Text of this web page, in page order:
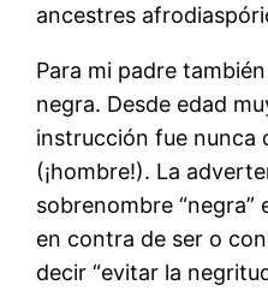
ancestres
Para mi padre
negra. Desde edad
instrucción fue nunca
(¡hombre!). La
sobrenombre “negra”
en contra de ser o
decir “evitar la